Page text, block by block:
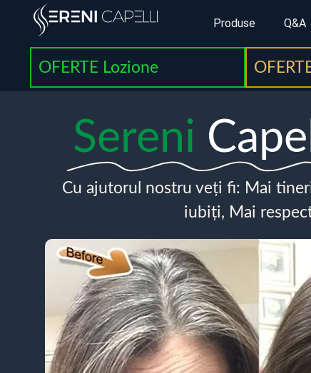
Produse Q&A
OFERTE Lozione
Sereni
Cu ajutorul nostru veți fi: Mai
iubiți, Mai